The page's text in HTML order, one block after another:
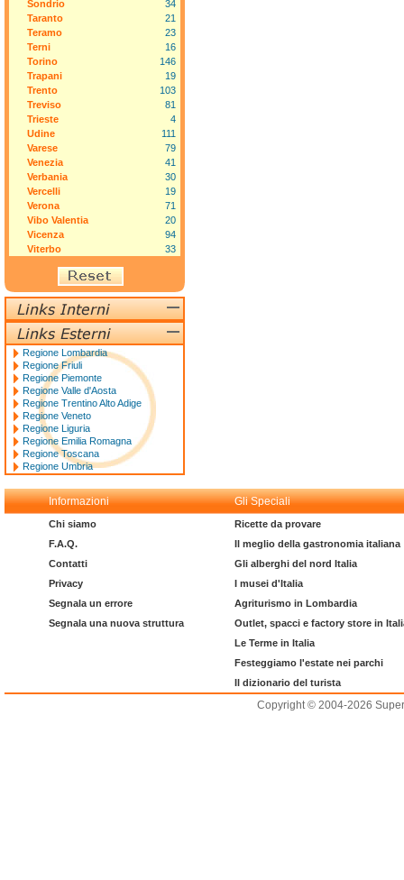
Sondrio
34
Taranto
21
Teramo
23
Terni
16
Torino
146
Trapani
19
Trento
103
Treviso
81
Trieste
4
Udine
111
Varese
79
Venezia
41
Verbania
30
Vercelli
19
Verona
71
Vibo Valentia
20
Vicenza
94
Viterbo
33
Regione Lombardia
Regione Friuli
Regione Piemonte
Regione Valle d'Aosta
Regione Trentino Alto Adige
Regione Veneto
Regione Liguria
Regione Emilia Romagna
Regione Toscana
Regione Umbria
Informazioni Gli Speciali
Chi siamo
F.A.Q.
Contatti
Privacy
Segnala un errore
Segnala una nuova struttura
Ricette da provare
Il meglio della gastronomia italiana
Gli alberghi del nord Italia
I musei d'Italia
Agriturismo in Lombardia
Outlet, spacci e factory store in
Le Terme in Italia
Festeggiamo l'estate nei parchi
Il dizionario del turista
Copyright © 2004-2026